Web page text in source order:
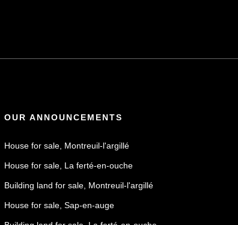
OUR ANNOUNCEMENTS
House for sale, Montreuil-l'argillé
House for sale, La ferté-en-ouche
Building land for sale, Montreuil-l'argillé
House for sale, Sap-en-auge